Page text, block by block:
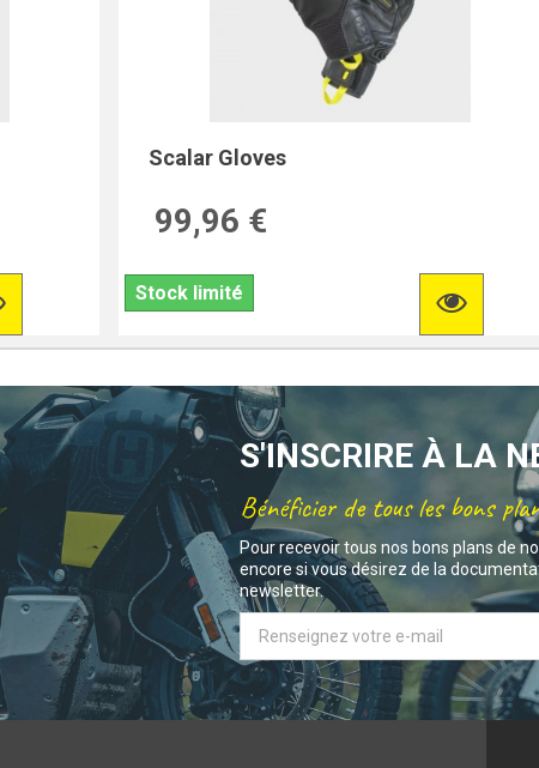
Scalar Gloves
99,96 €
Stock limité
S'INSCRIRE À LA
Bénéficier de tous les bons
Pour recevoir tous nos bons plans de
encore si vous désirez de la
newsletter.